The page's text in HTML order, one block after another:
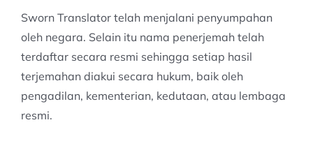
Sworn Translator telah menjalani penyumpahan
oleh negara. Selain itu nama penerjemah telah
terdaftar secara resmi sehingga setiap hasil
terjemahan diakui secara hukum, baik oleh
pengadilan, kementerian, kedutaan, atau lembaga
resmi.